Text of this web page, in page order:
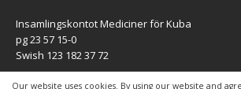
Our website uses cookies. By using our website and
Insamlingskontot Mediciner för Kuba
pg 23 57 15-0
Swish 123 182 37 72
KONTAKT